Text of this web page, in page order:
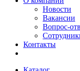
Новости
Вакансии
Вопрос-
Контакты